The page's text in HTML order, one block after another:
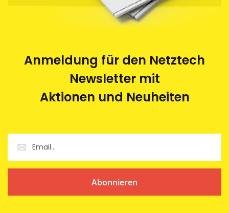
Anmeldung für den Netztech
Newsletter mit
Aktionen und Neuheiten
Abonnieren